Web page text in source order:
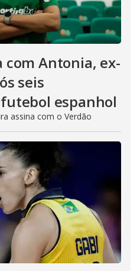
com Antonia, ex-
seis
espanhol
assina com o Verdão